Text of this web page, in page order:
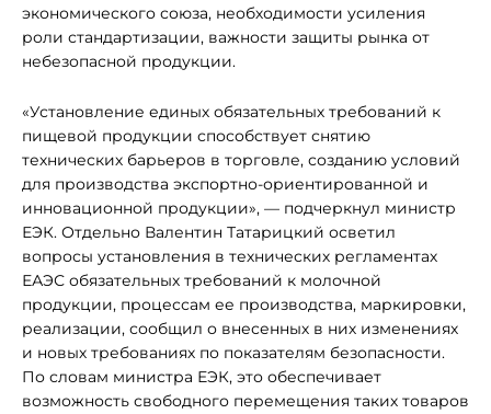
экономического союза, необходимости усиления
роли стандартизации, важности защиты рынка от
небезопасной продукции.
«Установление единых обязательных требований к
пищевой продукции способствует снятию
технических барьеров в торговле, созданию условий
для производства экспортно-ориентированной и
инновационной продукции», — подчеркнул министр
ЕЭК. Отдельно Валентин Татарицкий осветил
вопросы установления в технических регламентах
ЕАЭС обязательных требований к молочной
продукции, процессам ее производства, маркировки,
реализации, сообщил о внесенных в них изменениях
и новых требованиях по показателям безопасности.
По словам министра ЕЭК, это обеспечивает
возможность свободного перемещения таких товаров